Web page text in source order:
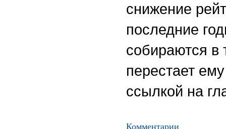
снижение
последние
собираются в
перестает
ссылкой на
Комментарии